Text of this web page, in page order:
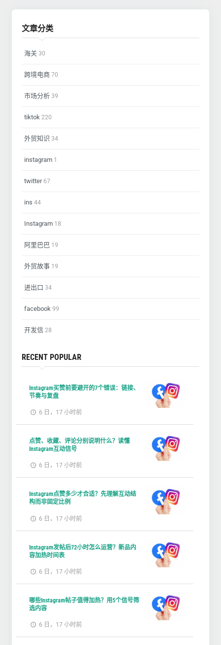
文章分类
海关 30
跨境电商 70
市场分析 39
tiktok 220
外贸知识 34
instagram 1
twitter67
ins 44
Instagram 18
阿里巴巴 19
外贸故事 19
进出口 34
facebook 99
开发信 28
RECENT POPULAR
Instagram买赞前要避开的7个错误：链接、
节奏与复盘
6 日，17 小时前
点赞、收藏、评论分别说明什么？读懂
Instagram互动信号
6 日，17 小时前
Instagram点赞多少才合适？先理解互动结
构而非固定比例
6 日，17 小时前
Instagram发帖后72小时怎么运营？新品内
容加热时间表
6 日，17 小时前
哪些Instagram帖子值得加热？用5个信号筛
选内容
6 日，17 小时前